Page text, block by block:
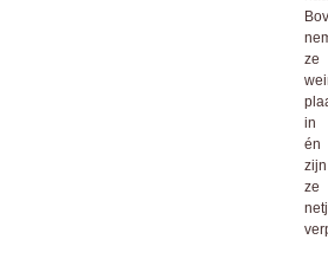
ze
in
én
zijn
ze